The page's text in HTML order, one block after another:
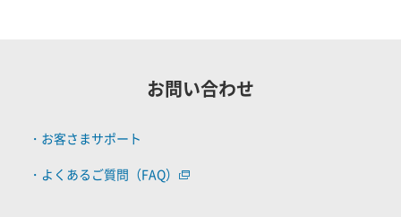
お問い合わせ
・お客さまサポート
・よくあるご質問（FAQ）